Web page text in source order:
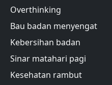
Overthinking
Bau badan menyengat
Kebersihan badan
Sinar matahari pagi
Kesehatan rambut